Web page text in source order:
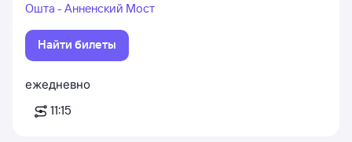
Ошта - Анненский Мост
Найти билеты
ежедневно
11:15